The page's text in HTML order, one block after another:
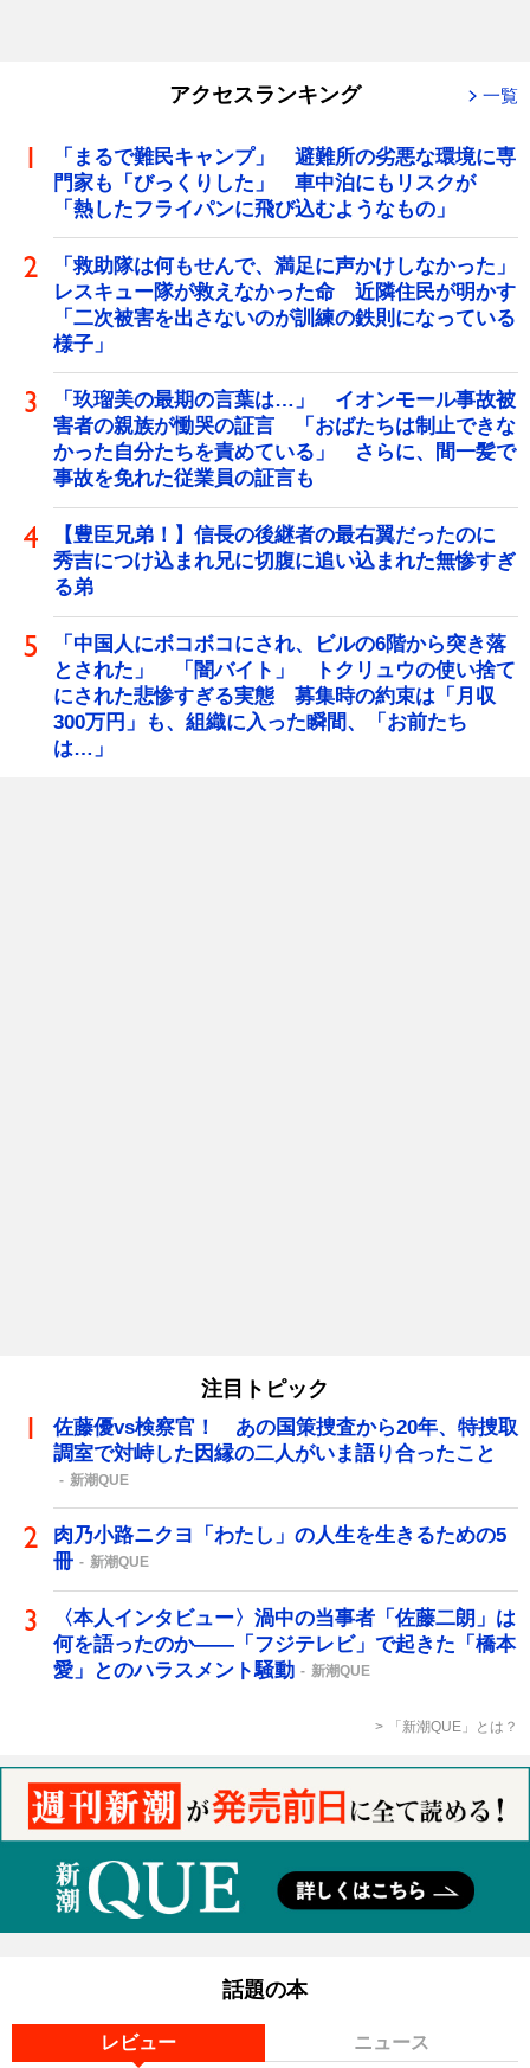
アクセスランキング 一覧
「まるで難民キャンプ」 避難所の劣悪な環境に専
門家も「びっくりした」 車中泊にもリスクが
「熱したフライパンに飛び込むようなもの」
「救助隊は何もせんで、満足に声かけしなかった」
レスキュー隊が救えなかった命 近隣住民が明かす
「二次被害を出さないのが訓練の鉄則になっている
様子」
「玖瑠美の最期の言葉は…」 イオンモール事故被
害者の親族が慟哭の証言 「おばたちは制止できな
かった自分たちを責めている」 さらに、間一髪で
事故を免れた従業員の証言も
【豊臣兄弟！】信長の後継者の最右翼だったのに
秀吉につけ込まれ兄に切腹に追い込まれた無惨すぎ
る弟
「中国人にボコボコにされ、ビルの6階から突き落
とされた」 「闇バイト」 トクリュウの使い捨て
にされた悲惨すぎる実態 募集時の約束は「月収
300万円」も、組織に入った瞬間、「お前たち
は…」
注目トピック
佐藤優vs検察官！ あの国策捜査から20年、特捜取
調室で対峙した因縁の二人がいま語り合ったこと
新潮QUE
肉乃小路ニクヨ「わたし」の人生を生きるための5
冊
新潮QUE
〈本人インタビュー〉渦中の当事者「佐藤二朗」は
何を語ったのか――「フジテレビ」で起きた「橋本
愛」とのハラスメント騒動
新潮QUE
「新潮QUE」とは？
話題の本
レビュー ニュース